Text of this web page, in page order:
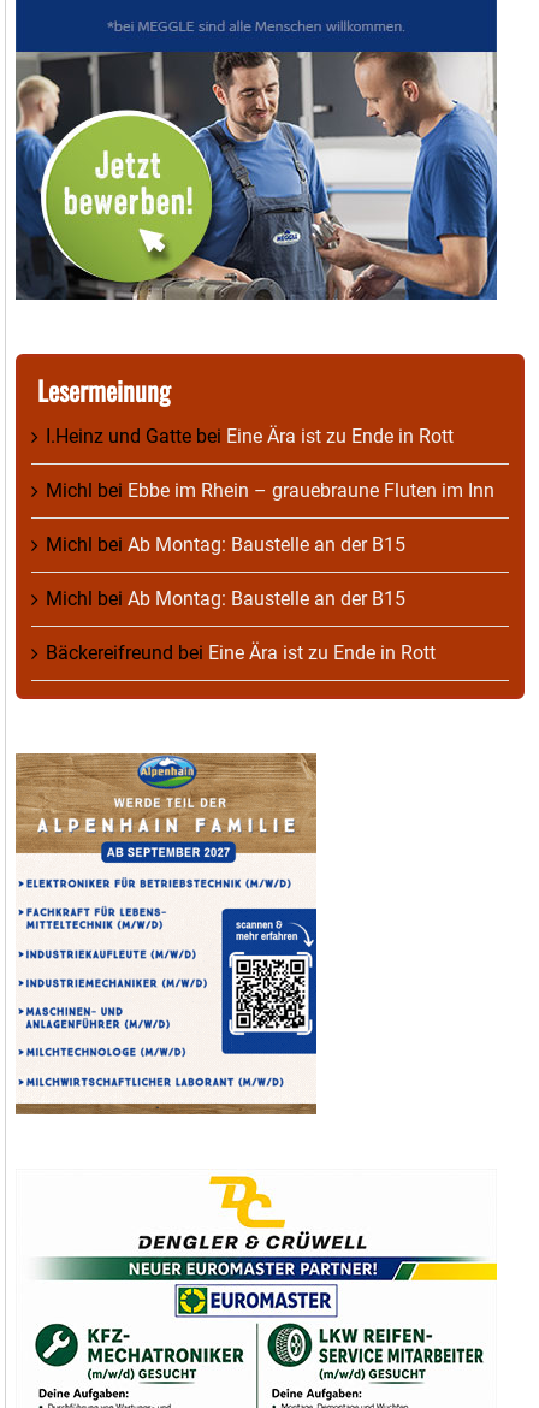
Lesermeinung
I.Heinz und Gatte bei Eine Ära ist zu Ende in Rott
Michl bei Ebbe im Rhein – grauebraune Fluten im Inn
Michl bei Ab Montag: Baustelle an der B15
Michl bei Ab Montag: Baustelle an der B15
Bäckereifreund bei Eine Ära ist zu Ende in Rott